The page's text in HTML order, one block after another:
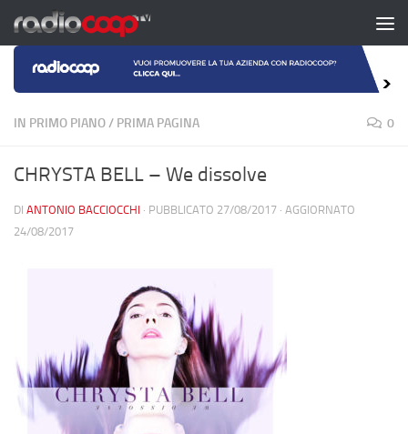
Salta al contenuto
IN PRIMO PIANO/ PRIMA PAGINA 0
CHRYSTA BELL – We dissolve
DI ANTONIO BACCIOCCHI · PUBBLICATO 27/08/2017 · AGGIORNATO
24/08/2017